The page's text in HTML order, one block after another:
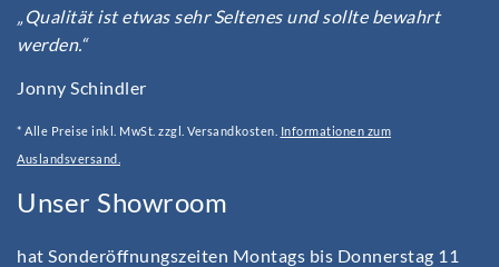
„Qualität ist etwas sehr Seltenes und sollte bewahrt
werden.“
Jonny Schindler
* Alle Preise inkl. MwSt. zzgl. Versandkosten. Informationen zum
Auslandsversand.
Unser Showroom
hat Sonderöffnungszeiten Montags bis Donnerstag 11